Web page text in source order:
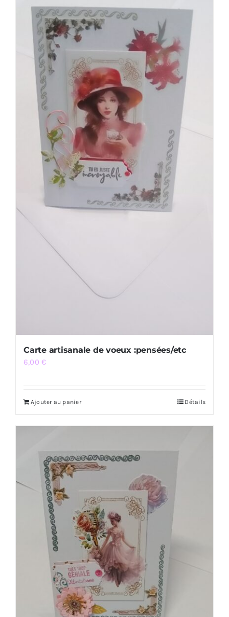
Carte artisanale de voeux :pensées/etc
6,00€
Ajouter au panier Détails